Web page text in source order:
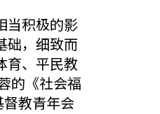
当积极的影
础，细致而
育、平民教
的《社会福
教青年会